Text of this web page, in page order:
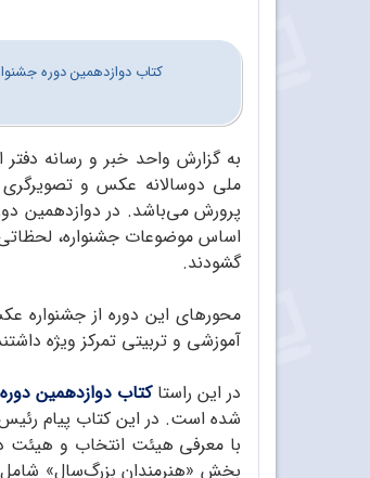
کتاب دوازدهمین دوره
به گزارش واحد خبر و رسانه
ملی دوسالانه عکس و تصویرگری
پرورش می‌باشد. در دوازدهمین
اساس موضوعات جشنواره، لحظاتی
گشودند.
محورهای این دوره از جشنواره
آموزشی و تربیتی تمرکز ویژه
در این راستاکتاب دوازدهمین
شده است. در این کتاب پیام رئیس
بخش «هنرمندان بزرگ‌سال» شامل